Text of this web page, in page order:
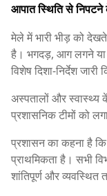
आपात स्थिति से निपटने
मेले में भारी भीड़ को
है। भगदड़, आग लगने या
विशेष दिशा-निर्देश जारी
अस्पतालों और स्वास्थ्य
प्रशासनिक टीमों को
प्रशासन का कहना है कि
प्राथमिकता है। सभी
शांतिपूर्ण और